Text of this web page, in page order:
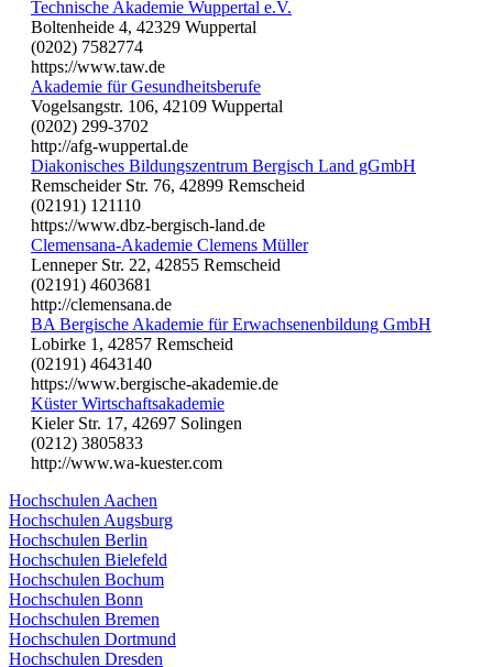
Technische Akademie Wuppertal e.V.
Boltenheide 4, 42329 Wuppertal
(0202) 7582774
https://www.taw.de
Akademie für Gesundheitsberufe
Vogelsangstr. 106, 42109 Wuppertal
(0202) 299-3702
http://afg-wuppertal.de
Diakonisches Bildungszentrum Bergisch Land gGmbH
Remscheider Str. 76, 42899 Remscheid
(02191) 121110
https://www.dbz-bergisch-land.de
Clemensana-Akademie Clemens Müller
Lenneper Str. 22, 42855 Remscheid
(02191) 4603681
http://clemensana.de
BA Bergische Akademie für Erwachsenenbildung GmbH
Lobirke 1, 42857 Remscheid
(02191) 4643140
https://www.bergische-akademie.de
Küster Wirtschaftsakademie
Kieler Str. 17, 42697 Solingen
(0212) 3805833
http://www.wa-kuester.com
Hochschulen Aachen
Hochschulen Augsburg
Hochschulen Berlin
Hochschulen Bielefeld
Hochschulen Bochum
Hochschulen Bonn
Hochschulen Bremen
Hochschulen Dortmund
Hochschulen Dresden